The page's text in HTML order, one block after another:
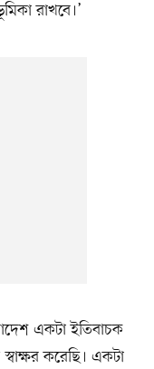
রাখবে।’
একটা ইতিবাচক
করেছি। একটা